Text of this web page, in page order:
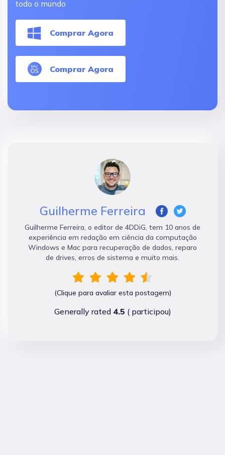
todo o mundo
Comprar Agora
Comprar Agora
Guilherme Ferreira
Guilherme Ferreira, o editor de 4DDiG, tem 10 anos de
experiência em redação em ciência da computação
Windows e Mac para recuperação de dados, reparo
de drives, erros de sistema e muito mais.
(Clique para avaliar esta postagem)
Generally rated 4.5 (participou)